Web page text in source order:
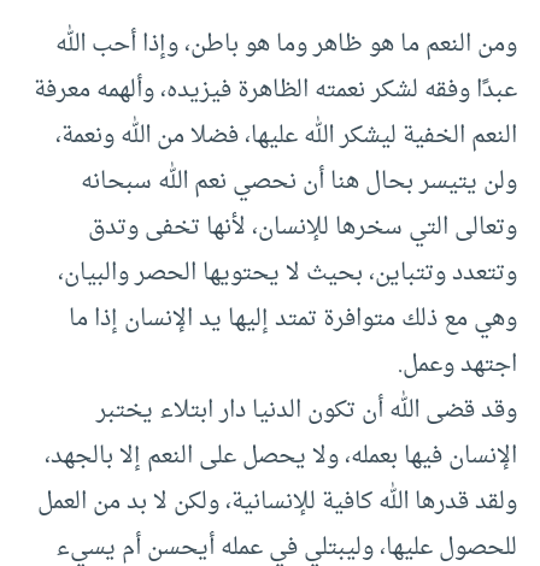
ومن النعم ما هو ظاهر وما هو باطن، وإذا أحب الله
عبدًا وفقه لشكر نعمته الظاهرة فيزيده، وألهمه معرفة
النعم الخفية ليشكر الله عليها، فضلا من الله ونعمة،
ولن يتيسر بحال هنا أن نحصي نعم الله سبحانه
وتعالى التي سخرها للإنسان، لأنها تخفى وتدق
وتتعدد وتتباين، بحيث لا يحتويها الحصر والبيان،
وهي مع ذلك متوافرة تمتد إليها يد الإنسان إذا ما
اجتهد وعمل.
وقد قضى الله أن تكون الدنيا دار ابتلاء يختبر
الإنسان فيها بعمله، ولا يحصل على النعم إلا بالجهد،
ولقد قدرها الله كافية للإنسانية، ولكن لا بد من العمل
للحصول عليها، وليبتلي في عمله أيحسن أم يسيء